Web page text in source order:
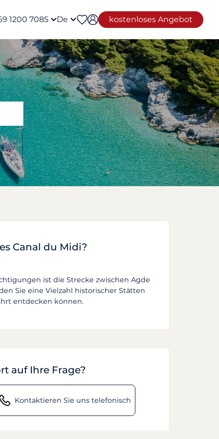
1200 7085 De kostenloses Angebot
Canal du Midi?
ist die Strecke zwischen Agde
Sie eine Vielzahl historischer Stätten
entdecken können.
auf Ihre Frage?
Kontaktieren Sie uns telefonisch